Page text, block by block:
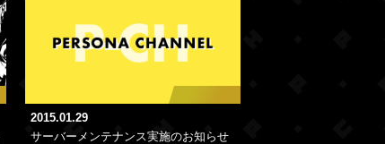
2015.01.29
サーバーメンテナンス実施のお知らせ